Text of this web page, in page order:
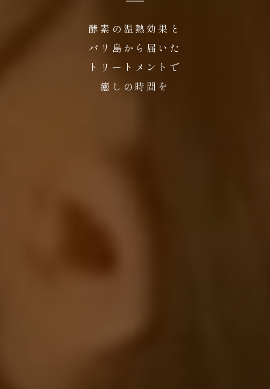
酵素の温熱効果と
バリ島から届いた
トリートメントで
癒しの時間を